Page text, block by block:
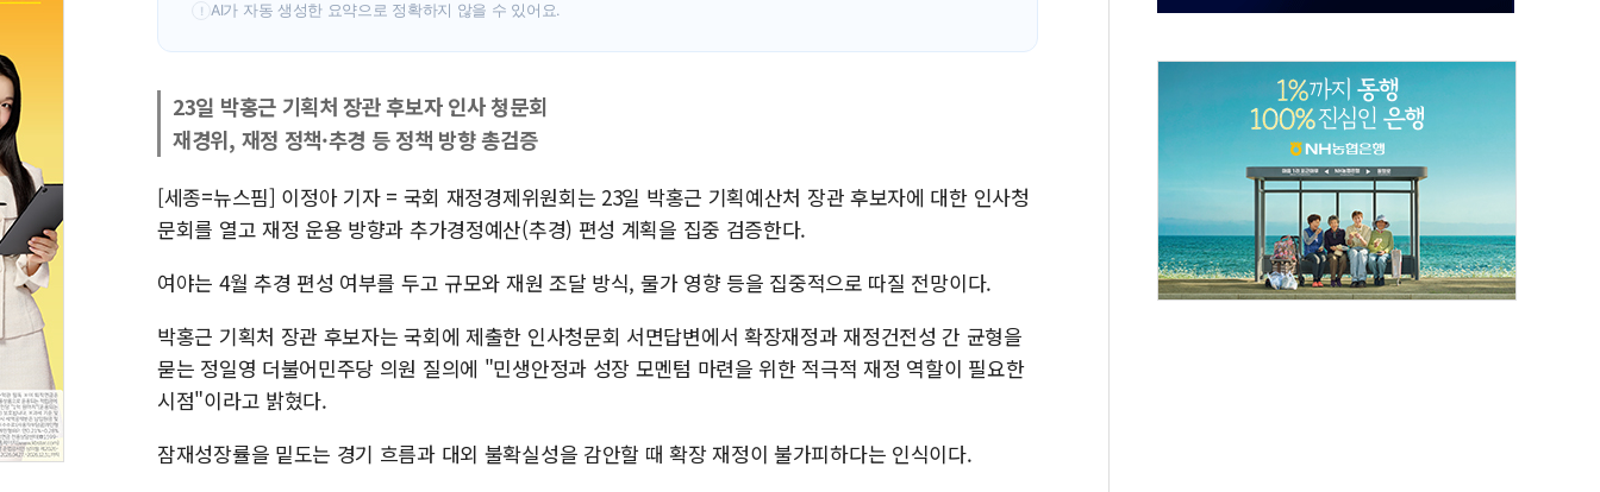
! AI가 자동 생성한 요약으로 정확하지 않을 수 있어요.
23일 박홍근 기획처 장관 후보자 인사 청문회
재경위, 재정 정책·추경 등 정책 방향 총검증
[세종=뉴스핌] 이정아 기자 = 국회 재정경제위원회는 23일 박홍근 기획예산처 장관 후보자에 대한 인사청
문회를 열고 재정 운용 방향과 추가경정예산(추경) 편성 계획을 집중 검증한다.
여야는 4월 추경 편성 여부를 두고 규모와 재원 조달 방식, 물가 영향 등을 집중적으로 따질 전망이다.
박홍근 기획처 장관 후보자는 국회에 제출한 인사청문회 서면답변에서 확장재정과 재정건전성 간 균형을
묻는 정일영 더불어민주당 의원 질의에 "민생안정과 성장 모멘텀 마련을 위한 적극적 재정 역할이 필요한
시점"이라고 밝혔다.
잠재성장률을 밑도는 경기 흐름과 대외 불확실성을 감안할 때 확장 재정이 불가피하다는 인식이다.